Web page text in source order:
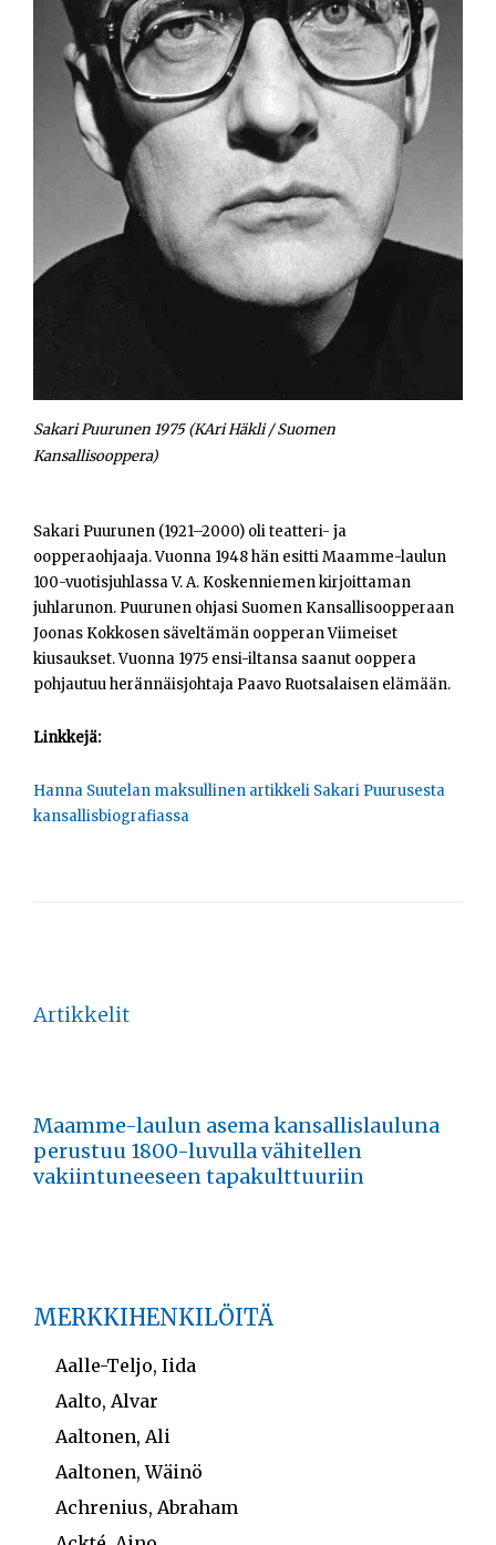
Opiskelijat
Haku:
Sakari Puurunen 1975 (KAri Häkli / Suomen
Kansallisooppera)
Sakari Puurunen (1921–2000) oli teatteri- ja
oopperaohjaaja. Vuonna 1948 hän esitti Maamme-laulun
100-vuotisjuhlassa V. A. Koskenniemen kirjoittaman
juhlarunon. Puurunen ohjasi Suomen Kansallisoopperaan
Joonas Kokkosen säveltämän oopperan Viimeiset
kiusaukset. Vuonna 1975 ensi-iltansa saanut ooppera
pohjautuu herännäisjohtaja Paavo Ruotsalaisen elämään.
Linkkejä:
Hanna Suutelan maksullinen artikkeli Sakari Puurusesta
kansallisbiografiassa
Artikkelit
Maamme-laulun asema kansallislauluna
perustuu 1800-luvulla vähitellen
vakiintuneeseen tapakulttuuriin
MERKKIHENKILÖITÄ
Aalle-Teljo, Iida
Aalto, Alvar
Aaltonen, Ali
Aaltonen, Wäinö
Achrenius, Abraham